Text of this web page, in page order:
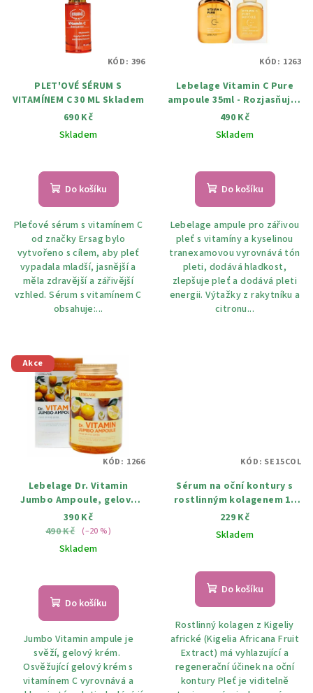
PLET'OVÉ SÉRUM S
VITAMÍNEM C 30 ML Skladem
690 Kč
Skladem
Do košíku
Pleťové sérum s vitamínem C
od značky Ersag bylo
vytvořeno s cílem, aby pleť
vypadala mladší, jasnější a
měla zdravější a zářivější
vzhled. Sérum s vitamínem C
obsahuje:...
KÓD: 396
Lebelage Vitamin C Pure
ampoule 35ml - Rozjasňující
pleťové sérum s vitamínem
C
490 Kč
Skladem
Do košíku
Lebelage ampule pro zářivou
pleť s vitamíny a kyselinou
tranexamovou vyrovnává tón
pleti, dodává hladkost,
zlepšuje pleť a dodává pleti
energii. Výtažky z rakytníku a
citronu...
KÓD: 1263
Akce
Lebelage Dr. Vitamin
Jumbo Ampoule, gelový
krém, 250 ml
390 Kč
490 Kč (–20 %)
Skladem
Do košíku
Jumbo Vitamin ampule je
svěží, gelový krém.
Osvěžující gelový krém s
vitamínem C vyrovnává a
KÓD: 1266
Sérum na oční kontury s
rostlinným kolagenem 15
ml
229 Kč
Skladem
Do košíku
Rostlinný kolagen z Kigeliy
africké (Kigelia Africana Fruit
Extract) má vyhlazující a
regenerační účinek na oční
kontury Pleť je viditelně
KÓD: SE15COL